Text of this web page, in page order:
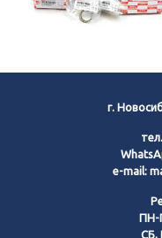
г.
тел.
e-mail:
ПН-
СБ,